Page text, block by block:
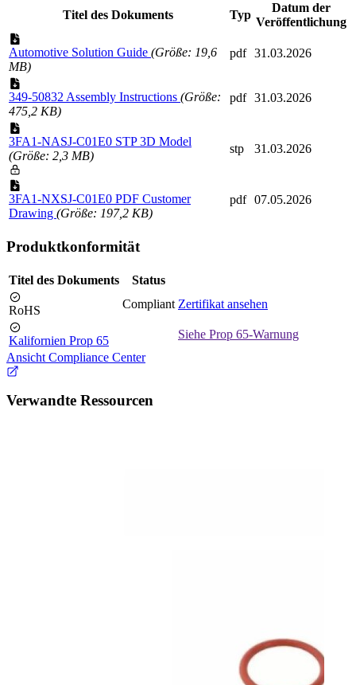
Titel des Dokuments
Typ
Datum der
Veröffentlichung
Automotive Solution Guide (Größe: 19,6
MB)
pdf 31.03.2026
349-50832 Assembly Instructions (Größe:
475,2 KB)
pdf 31.03.2026
3FA1-NASJ-C01E0 STP 3D Model
(Größe: 2,3 MB)
stp 31.03.2026
3FA1-NXSJ-C01E0 PDF Customer
Drawing (Größe: 197,2 KB)
pdf 07.05.2026
Produktkonformität
Titel des Dokuments Status
RoHS Compliant Zertifikat ansehen
Kalifornien Prop 65
Siehe Prop 65-Warnung
Ansicht Compliance Center
Verwandte Ressourcen